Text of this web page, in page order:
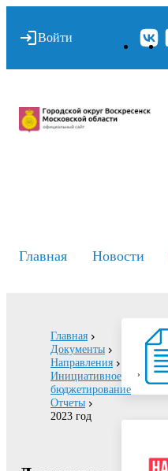
Войти
Главная Новости
Главная
Документы
Направления
Инициативное
бюджетирование
Отчеты
2023 год